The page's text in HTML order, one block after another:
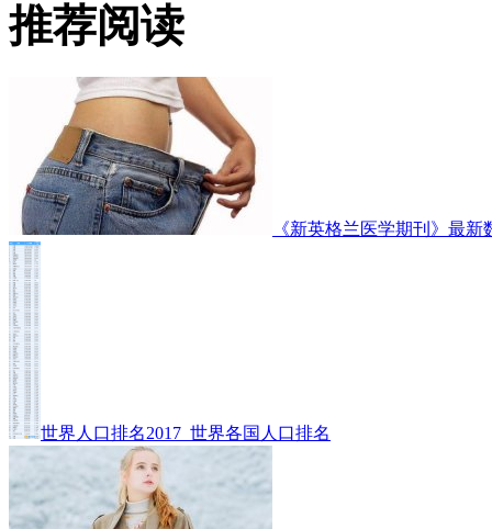
推荐阅读
《新英格兰医学期刊》最
世界人口排名2017_世界各国人口排名